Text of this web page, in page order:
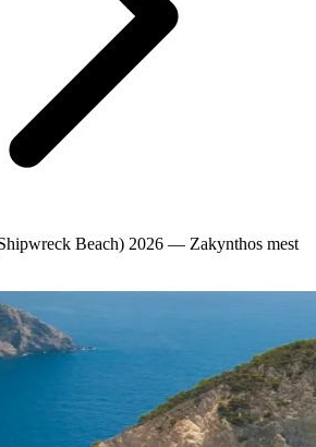
Beach) 2026 — Zakynthos mest